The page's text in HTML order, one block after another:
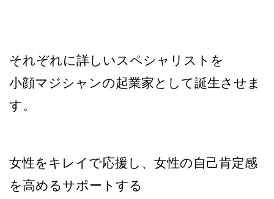
それぞれに詳しいスペシャリストを
小顔マジシャンの起業家として誕生させま
す。
女性をキレイで応援し、女性の自己肯定感
を高めるサポートする